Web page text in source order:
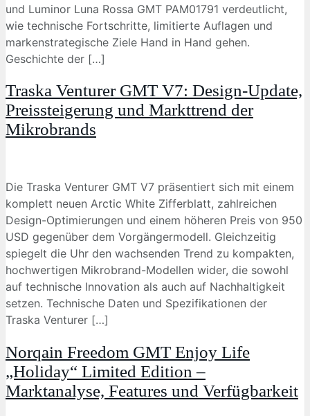
und Luminor Luna Rossa GMT PAM01791 verdeutlicht,
wie technische Fortschritte, limitierte Auflagen und
markenstrategische Ziele Hand in Hand gehen.
Geschichte der […]
Traska Venturer GMT V7: Design-Update,
Preissteigerung und Markttrend der
Mikrobrands
Die Traska Venturer GMT V7 präsentiert sich mit einem
komplett neuen Arctic White Zifferblatt, zahlreichen
Design-Optimierungen und einem höheren Preis von 950
USD gegenüber dem Vorgängermodell. Gleichzeitig
spiegelt die Uhr den wachsenden Trend zu kompakten,
hochwertigen Mikrobrand-Modellen wider, die sowohl
auf technische Innovation als auch auf Nachhaltigkeit
setzen. Technische Daten und Spezifikationen der
Traska Venturer […]
Norqain Freedom GMT Enjoy Life
„Holiday“ Limited Edition –
Marktanalyse, Features und Verfügbarkeit